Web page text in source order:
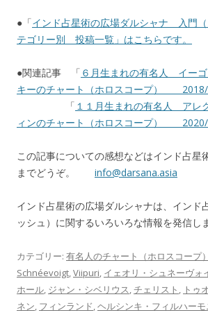
●「インド占星術の広場ダルシャナ 入門
テゴリー別 投稿一覧」はこちらです。
●関連記事 「 ６月生まれの有名人 イー
キーのチャート（ホロスコープ）
「 １１月生まれの有名人 アレ
ィンのチャート（ホロスコープ）
この記事についての感想などはインド占星
までどうぞ。 info@darsana.asia
インド占星術の広場ダルシャナは、インド
ッシュ）に関するいろいろな情報を発信し
カテゴリー: 有名人のチャート（ホロスコープ）
Schnéevoigt,Viipuri, イェオリ・シュネーヴォ
ホール, ジャン・シベリウス,チェリスト , トゥ
ネン, フィンランド,ヘルシンキ・フィルハー